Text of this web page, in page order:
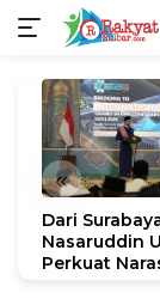
konten
«
Dari
Nasaruddin
Perkuat